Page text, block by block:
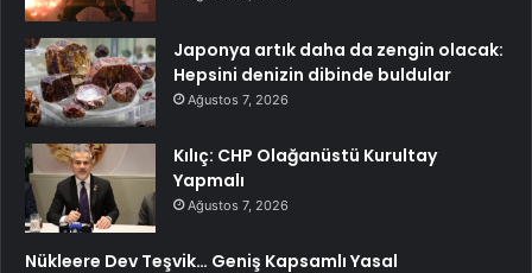
Japonya artık daha da zengin olacak:
Hepsini denizin dibinde buldular
Ağustos 7, 2026
Kılıç: CHP Olağanüstü Kurultay
Yapmalı
Ağustos 7, 2026
Nükleere Dev Teşvik… Geniş Kapsamlı Yasal